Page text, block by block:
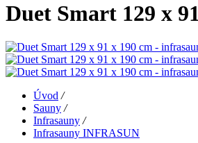
Duet Smart 129 x
Úvod /
Sauny /
Infrasauny /
Infrasauny INFRASUN